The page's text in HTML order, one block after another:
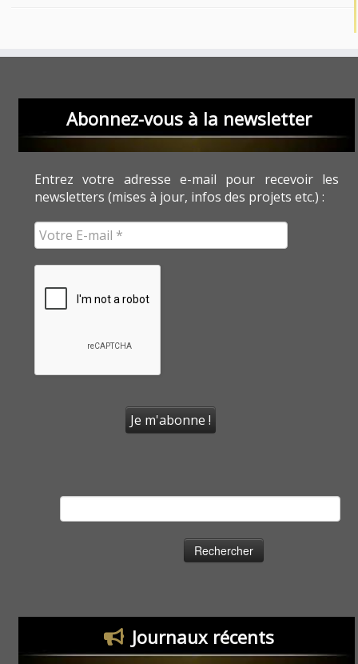
Abonnez-vous à la newsletter
Entrez votre adresse e-mail pour recevoir les
newsletters (mises à jour, infos des projets etc.) :
Journaux récents